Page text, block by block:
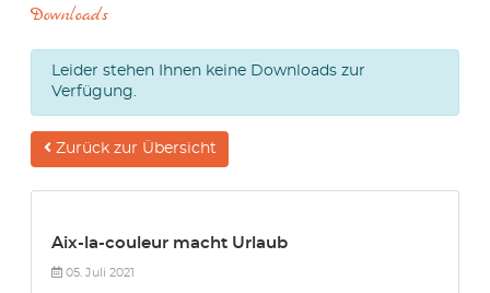
Downloads
Leider stehen Ihnen keine Downloads zur
Verfügung.
Zurück zur Übersicht
Aix-la-couleur macht Urlaub
05. Juli 2021